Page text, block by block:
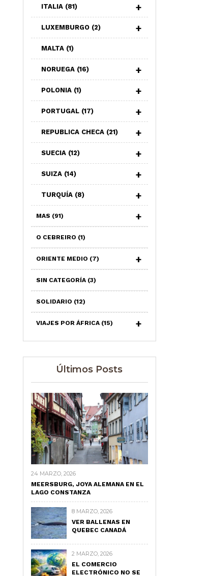
ITALIA (81)
LUXEMBURGO (2)
MALTA (1)
NORUEGA (16)
POLONIA (1)
PORTUGAL (17)
REPUBLICA CHECA (21)
SUECIA (12)
SUIZA (14)
TURQUÍA (8)
MAS (91)
O CEBREIRO (1)
ORIENTE MEDIO (7)
SIN CATEGORÍA (3)
SOLIDARIO (12)
VIAJES POR ÁFRICA (15)
Últimos Posts
24 MARZO, 2026
MEERSBURG, JOYA ALEMANA EN EL
LAGO CONSTANZA
8 MARZO, 2026
VER BALLENAS EN
QUEBEC CANADÁ
2 MARZO, 2026
EL COMERCIO
ELECTRÓNICO NO SE